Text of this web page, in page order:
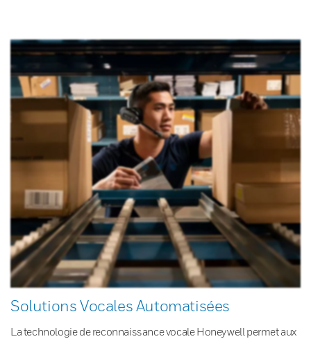
Solutions Vocales Automatisées
La technologie de reconnaissance vocale Honeywell permet aux